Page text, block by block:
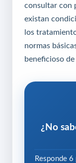
consultar con
existan
los
normas
beneficioso de
¿No
Responde